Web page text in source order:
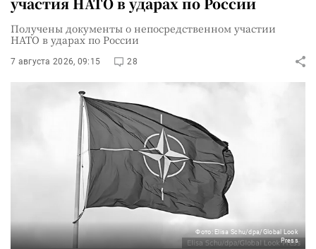
Получены документы о непосредственном участии
НАТО в ударах по России
7 августа 2026, 09:15 28
Фото: Elisa Schu/dpa/Global Look
Press